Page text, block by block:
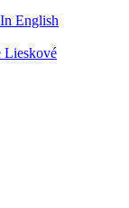
English
Lieskové